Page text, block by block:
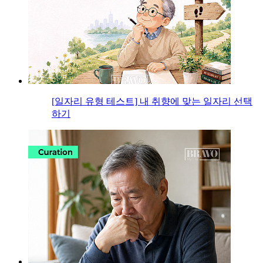
[일자리 유형 테스트] 내 취향에 맞는 일자리 선택
하기